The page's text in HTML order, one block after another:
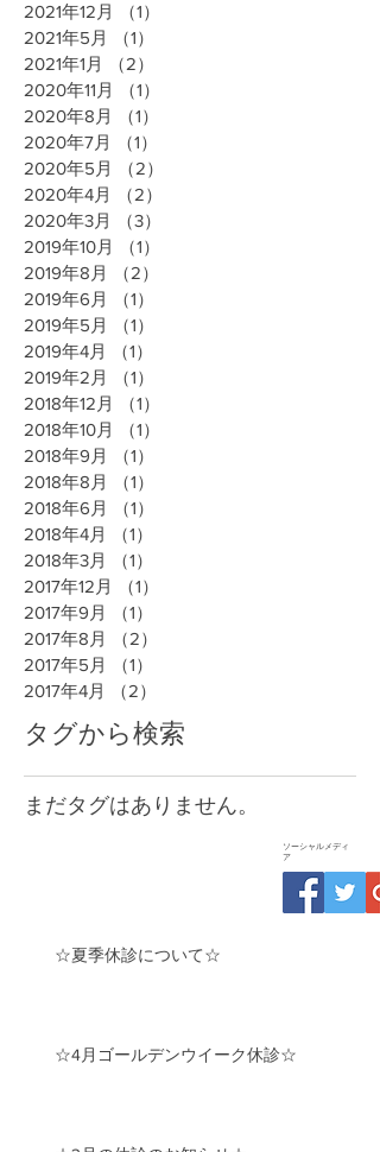
2021年12月
（1）
2021年5月
（1）
2021年1月
（2）
2020年11月
（1）
2020年8月
（1）
2020年7月
（1）
2020年5月
（2）
2020年4月
（2）
2020年3月
（3）
2019年10月
（1）
2019年8月
（2）
2019年6月
（1）
2019年5月
（1）
2019年4月
（1）
2019年2月
（1）
2018年12月
（1）
2018年10月
（1）
2018年9月
（1）
2018年8月
（1）
2018年6月
（1）
2018年4月
（1）
2018年3月
（1）
2017年12月
（1）
2017年9月
（1）
2017年8月
（2）
2017年5月
（1）
2017年4月
（2）
タグから検索
まだタグはありません。
ソーシャルメディ
ア
☆夏季休診について☆
☆4月ゴールデンウイーク休診☆